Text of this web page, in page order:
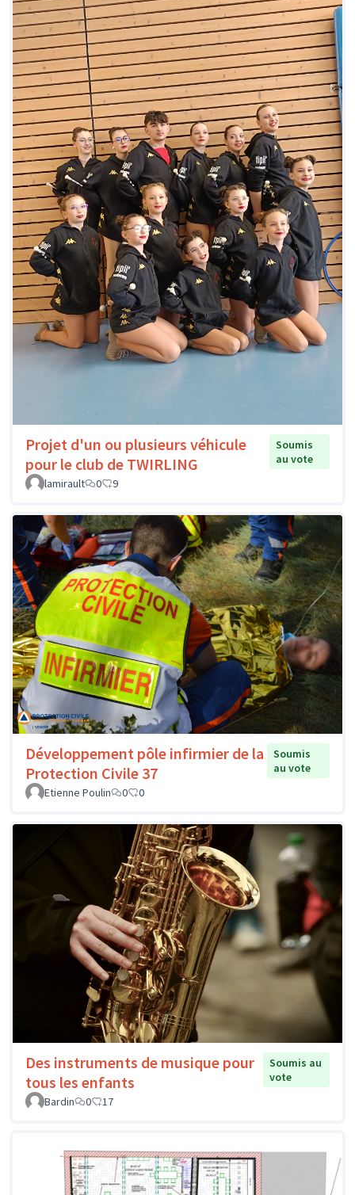
Projet d'un ou plusieurs véhicule
pour le club de TWIRLING
Soumis
au vote
lamirault
0 9
Développement pôle infirmier de la
Protection Civile 37
Soumis
au vote
Etienne Poulin
0 0
Des instruments de musique pour
tous les enfants
Soumis au
vote
Bardin
0 17